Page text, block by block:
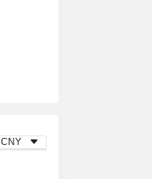
CNY